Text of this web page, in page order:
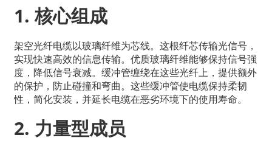
1. 核心组成
架空光纤电缆以玻璃纤维为芯线。这根纤芯传输光信号，
实现快速高效的信息传输。优质玻璃纤维能够保持信号强
度，降低信号衰减。缓冲管缠绕在这些光纤上，提供额外
的保护，防止碰撞和弯曲。这些缓冲管使电缆保持柔韧
性，简化安装，并延长电缆在恶劣环境下的使用寿命。
2. 力量型成员